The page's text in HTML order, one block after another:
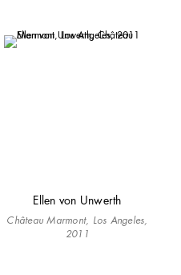
Ellen von Unwerth
Château Marmont, Los Angeles,
2011